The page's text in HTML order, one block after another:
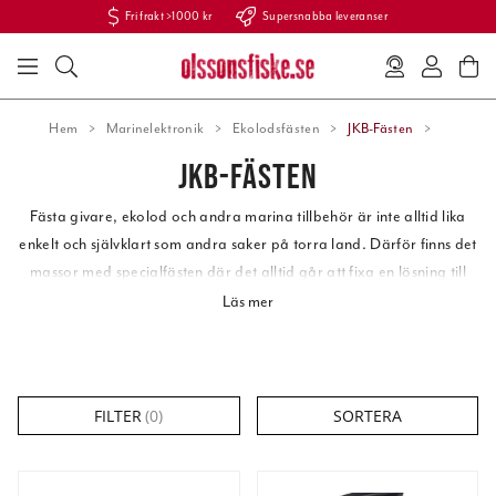
Fri frakt >1000 kr Supersnabba leveranser
Hem Marinelektronik Ekolodsfästen JKB-Fästen
JKB-FÄSTEN
Fästa givare, ekolod och andra marina tillbehör är inte alltid lika
enkelt och självklart som andra saker på torra land. Därför finns det
massor med specialfästen där det alltid går att fixa en lösning till
din båt på ett eller annat sätt.
sedan klämma fast alla möjliga olika fästen och armar. Det är inte
bara ekolod du kan fästa med RAM Mounts utan det finns
Läs mer
FILTER (0) SORTERA